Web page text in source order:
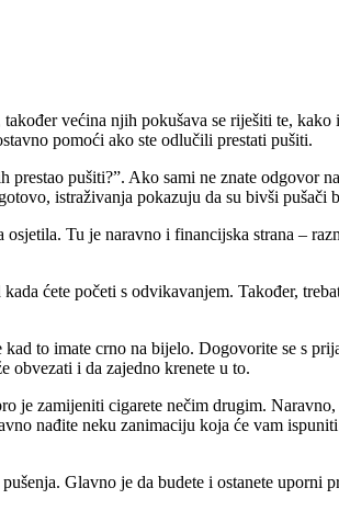
većina njih pokušava se riješiti te,
pomoći ako ste odlučili prestati pušiti.
pušiti?”. Ako sami ne znate odgovor
istraživanja pokazuju da su bivši
Tu je naravno i financijska strana –
ćete početi s odvikavanjem. Također,
to imate crno na bijelo. Dogovorite se s
obvezati i da zajedno krenete u to.
je zamijeniti cigarete nečim drugim.
nađite neku zanimaciju koja će vam
Glavno je da budete i ostanete uporni